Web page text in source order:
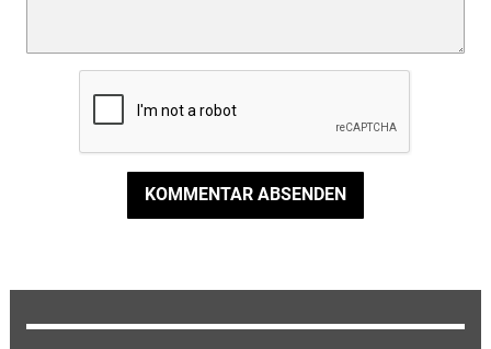
KOMMENTAR ABSENDEN